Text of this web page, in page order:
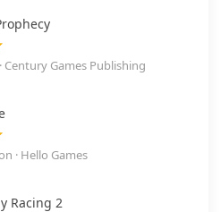
Century Games Publishing
· Hello Games
Racing 2